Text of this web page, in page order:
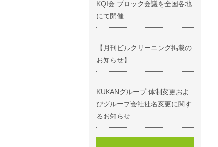
KQI会 ブロック会議を全国各地
にて開催
【月刊ビルクリーニング掲載の
お知らせ】
KUKANグループ 体制変更およ
びグループ会社社名変更に関す
るお知らせ